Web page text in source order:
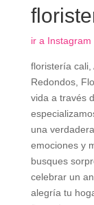
ir a Instagram
floristería cali,
Redondos,
vida a través
una
emociones y
busques
celebrar un
alegría tu